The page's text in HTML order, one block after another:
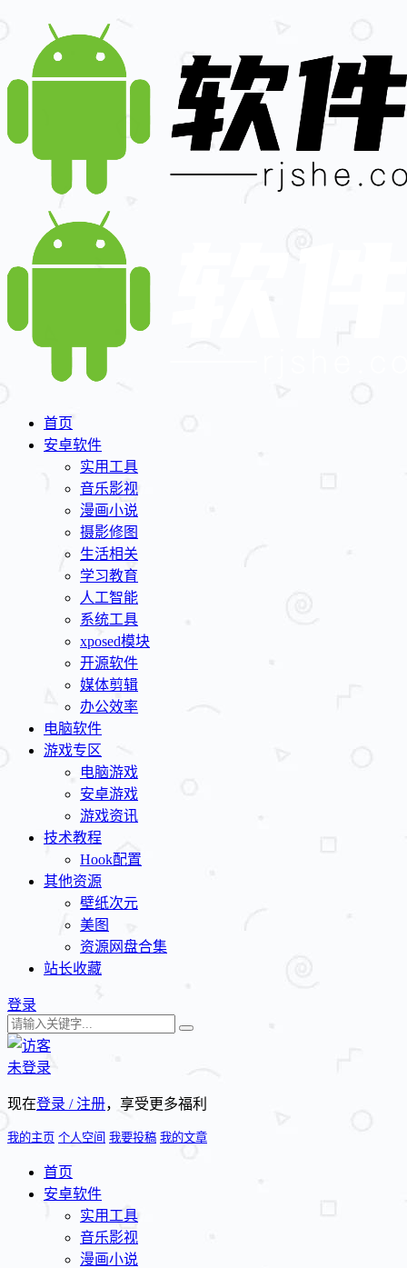
首页
安卓软件
实用工具
音乐影视
漫画小说
摄影修图
生活相关
学习教育
人工智能
系统工具
xposed模块
开源软件
媒体剪辑
办公效率
电脑软件
游戏专区
电脑游戏
安卓游戏
游戏资讯
技术教程
Hook配置
其他资源
壁纸次元
美图
资源网盘合集
站长收藏
登录
未登录
现在登录 / 注册，享受更多福利
我的主页 个人空间 我要投稿 我的文章
首页
安卓软件
实用工具
音乐影视
漫画小说